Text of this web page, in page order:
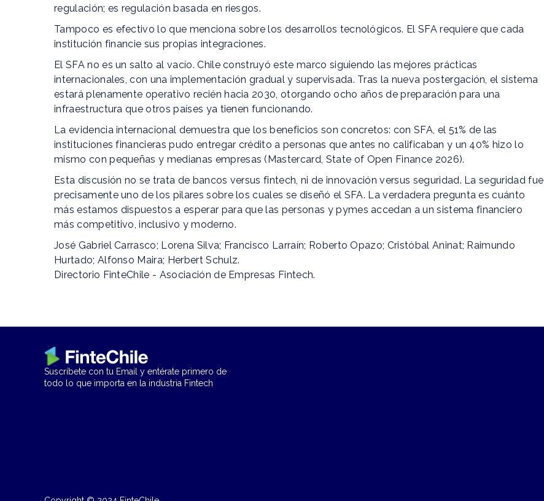
regulación; es regulación basada en riesgos.
Tampoco es efectivo lo que menciona sobre los desarrollos tecnológicos. El SFA requiere que cada
institución financie sus propias integraciones.
El SFA no es un salto al vacío. Chile construyó este marco siguiendo las mejores prácticas
internacionales, con una implementación gradual y supervisada. Tras la nueva postergación, el sistema
estará plenamente operativo recién hacia 2030, otorgando ocho años de preparación para una
infraestructura que otros países ya tienen funcionando.
La evidencia internacional demuestra que los beneficios son concretos: con SFA, el 51% de las
instituciones financieras pudo entregar crédito a personas que antes no calificaban y un 40% hizo lo
mismo con pequeñas y medianas empresas (Mastercard, State of Open Finance 2026).
Esta discusión no se trata de bancos versus fintech, ni de innovación versus seguridad. La seguridad fue
precisamente uno de los pilares sobre los cuales se diseñó el SFA. La verdadera pregunta es cuánto
más estamos dispuestos a esperar para que las personas y pymes accedan a un sistema financiero
más competitivo, inclusivo y moderno.
José Gabriel Carrasco; Lorena Silva; Francisco Larraín; Roberto Opazo; Cristóbal Aninat; Raimundo
Hurtado; Alfonso Maira; Herbert Schulz.
Directorio FinteChile - Asociación de Empresas Fintech.
Suscríbete con tu Email y entérate primero de
todo lo que importa en la industria Fintech